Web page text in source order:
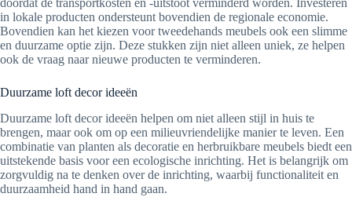
doordat de transportkosten en -uitstoot verminderd worden. Investeren
in lokale producten ondersteunt bovendien de regionale economie.
Bovendien kan het kiezen voor tweedehands meubels ook een slimme
en duurzame optie zijn. Deze stukken zijn niet alleen uniek, ze helpen
ook de vraag naar nieuwe producten te verminderen.
Duurzame loft decor ideeën
Duurzame loft decor ideeën helpen om niet alleen stijl in huis te
brengen, maar ook om op een milieuvriendelijke manier te leven. Een
combinatie van planten als decoratie en herbruikbare meubels biedt een
uitstekende basis voor een ecologische inrichting. Het is belangrijk om
zorgvuldig na te denken over de inrichting, waarbij functionaliteit en
duurzaamheid hand in hand gaan.